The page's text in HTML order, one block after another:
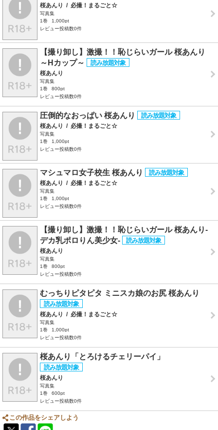
桜あんり / 必撮！まるごと☆
写真集
1巻
1,000pt
レビュー投稿数0件
【撮り卸し】激撮！！恥じらいガール 桜あんり
～Hカップ～
桜あんり
写真集
1巻
800pt
レビュー投稿数0件
圧倒的なおっぱい 桜あんり
桜あんり / 必撮！まるごと☆
写真集
1巻
1,000pt
レビュー投稿数0件
マシュマロ女子校生 桜あんり
桜あんり / 必撮！まるごと☆
写真集
1巻
1,000pt
レビュー投稿数0件
【撮り卸し】激撮！！恥じらいガール 桜あんり-
デカ乳ポロりん美少女-
桜あんり
写真集
1巻
800pt
レビュー投稿数0件
むっちりピタピタ ミニスカ娘のお尻 桜あんり
桜あんり / 必撮！まるごと☆
写真集
1巻
1,000pt
レビュー投稿数0件
桜あんり「とろけるチェリーパイ」
桜あんり
写真集
1巻
600pt
レビュー投稿数0件
この作品をシェアしよう